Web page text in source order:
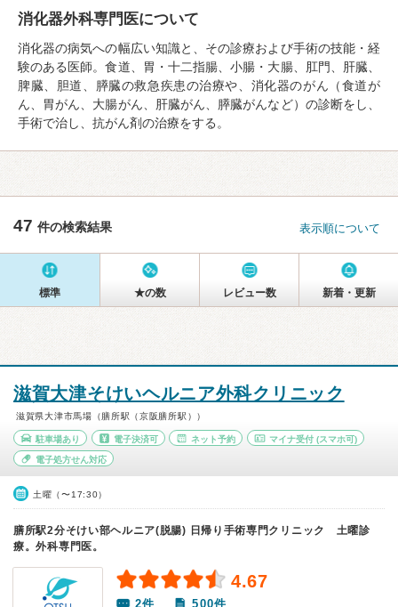
消化器外科専門医について
消化器の病気への幅広い知識と、その診療および手術の技能・経
験のある医師。食道、胃・十二指腸、小腸・大腸、肛門、肝臓、
脾臓、胆道、膵臓の救急疾患の治療や、消化器のがん（食道が
ん、胃がん、大腸がん、肝臓がん、膵臓がんなど）の診断をし、
手術で治し、抗がん剤の治療をする。
47 件の検索結果 表示順について
標準 ★の数 レビュー数 新着・更新
滋賀大津そけいヘルニア外科クリニック
滋賀県大津市馬場（膳所駅（京阪膳所駅））
駐車場あり 電子決済可 ネット予約 マイナ受付 (スマホ可)
電子処方せん対応
土曜（〜17:30）
膳所駅2分そけい部ヘルニア(脱腸) 日帰り手術専門クリニック 土曜診
療。外科専門医。
4.67
2件 500件